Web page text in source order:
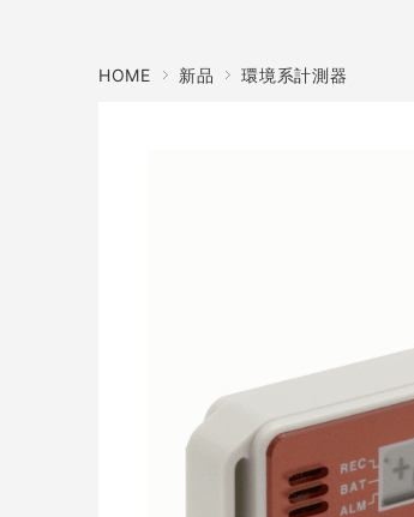
HOME 新品 環境系計測器